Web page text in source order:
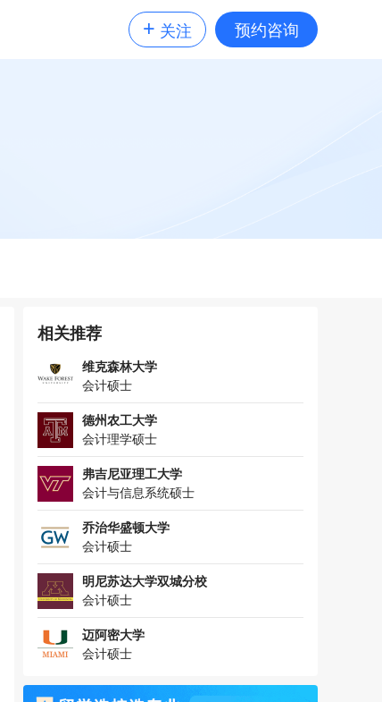
+ 关注 预约咨询
相关推荐
维克森林大学
会计硕士
德州农工大学
会计理学硕士
弗吉尼亚理工大学
会计与信息系统硕士
乔治华盛顿大学
会计硕士
明尼苏达大学双城分校
会计硕士
迈阿密大学
会计硕士